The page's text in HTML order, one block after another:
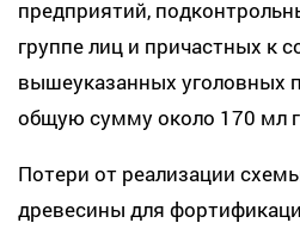
предприятий,
группе лиц и причастных к
вышеуказанных уголовных
общую сумму около 170 мл
Потери от реализации
древесины для